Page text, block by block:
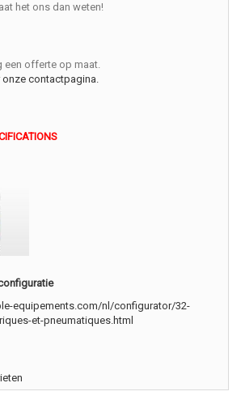
het ons dan weten!
een offerte op maat.
onze contactpagina.
equipements.com/nl/configurator/32-
et-pneumatiques.html